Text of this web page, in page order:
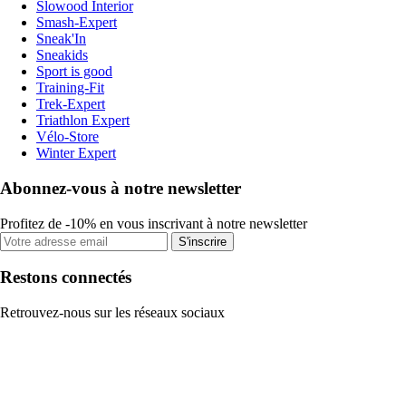
Slowood Interior
Smash-Expert
Sneak'In
Sneakids
Sport is good
Training-Fit
Trek-Expert
Triathlon Expert
Vélo-Store
Winter Expert
Abonnez-vous à notre newsletter
Profitez de -10% en vous inscrivant à notre newsletter
S'inscrire
Restons connectés
Retrouvez-nous sur les réseaux sociaux